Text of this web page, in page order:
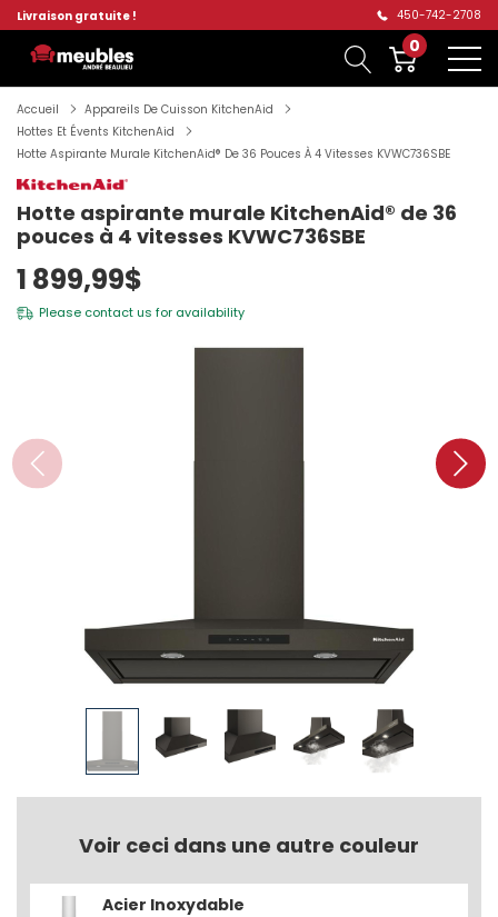
Livraison gratuite ! 450-742-2708
0
Accueil
Appareils De Cuisson KitchenAid
Hottes Et Évents KitchenAid
Hotte Aspirante Murale KitchenAid® De 36 Pouces À 4 Vitesses KVWC736SBE
Hotte aspirante murale KitchenAid® de 36
pouces à 4 vitesses KVWC736SBE
1 899,99$
Please contact us for availability
Voir ceci dans une autre couleur
Acier Inoxydable